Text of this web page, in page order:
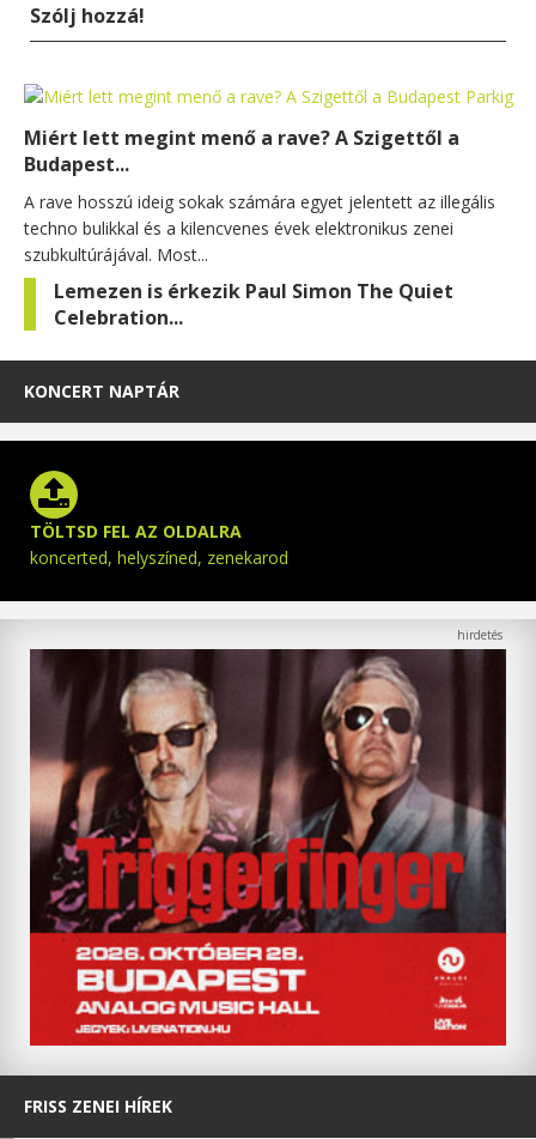
Szólj hozzá!
Miért lett megint menő a rave? A Szigettől a
Budapest...
A rave hosszú ideig sokak számára egyet jelentett az illegális
techno bulikkal és a kilencvenes évek elektronikus zenei
szubkultúrájával. Most...
Lemezen is érkezik Paul Simon The Quiet
Celebration...
KONCERT NAPTÁR
TÖLTSD FEL AZ OLDALRA
koncerted, helyszíned, zenekarod
FRISS ZENEI HÍREK